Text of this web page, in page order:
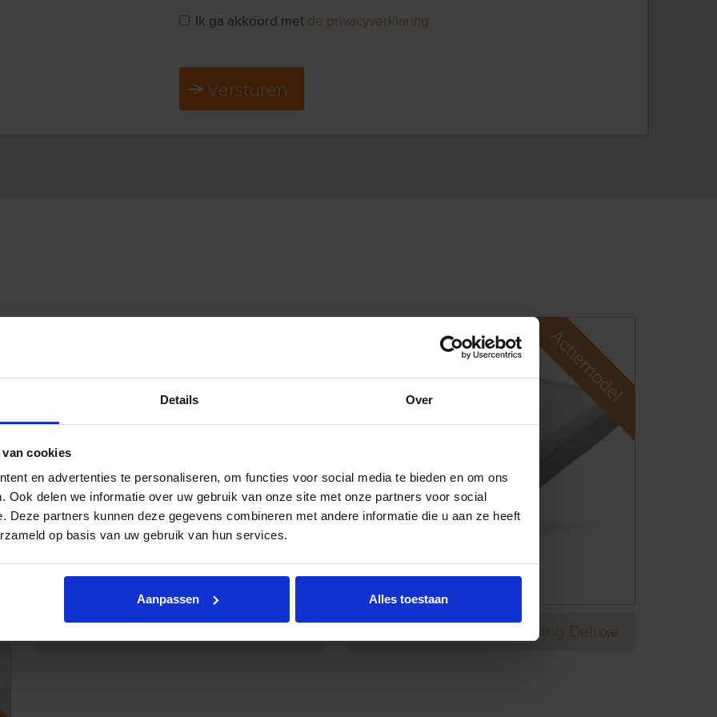
Details Over
cookies
en advertenties te personaliseren, om functies voor social media te bieden en om ons
Ook delen we informatie over uw gebruik van onze site met onze partners voor social
Deze partners kunnen deze gegevens combineren met andere informatie die u aan ze heeft
op basis van uw gebruik van hun services.
Aanpassen Alles toestaan
Ik ga akkoord met de privacyverklaring
Versturen
Gestoffeerde matras Auping Deluxe